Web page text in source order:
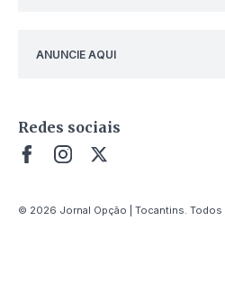
ANUNCIE AQUI
Redes sociais
© 2026 Jornal Opção | Tocantins.